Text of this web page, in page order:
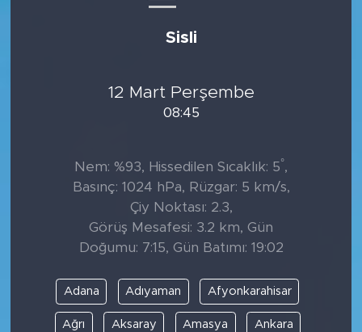
Sisli
12 Mart Perşembe
08:45
Nem: %93, Hissedilen Sıcaklık: 5°,
Basınç: 1024 hPa, Rüzgar: 5 km/s,
Çiy Noktası: 2.3,
Görüş Mesafesi: 3.2 km, Gün
Doğumu: 7:15, Gün Batımı: 19:02
Adana Adıyaman Afyonkarahisar
Ağrı Aksaray Amasya Ankara